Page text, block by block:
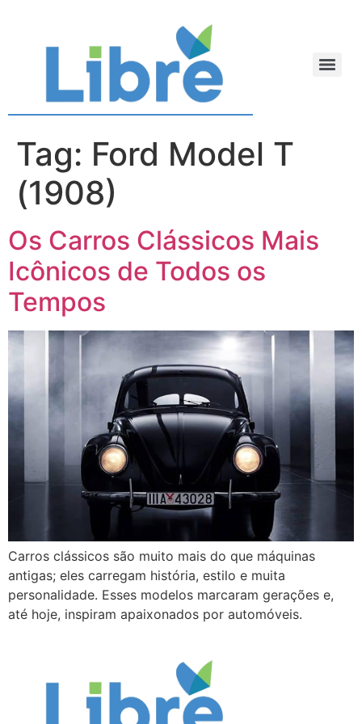
Tag: Ford Model T
(1908)
Os Carros Clássicos Mais
Icônicos de Todos os
Tempos
Carros clássicos são muito mais do que máquinas
antigas; eles carregam história, estilo e muita
personalidade. Esses modelos marcaram gerações e,
até hoje, inspiram apaixonados por automóveis.